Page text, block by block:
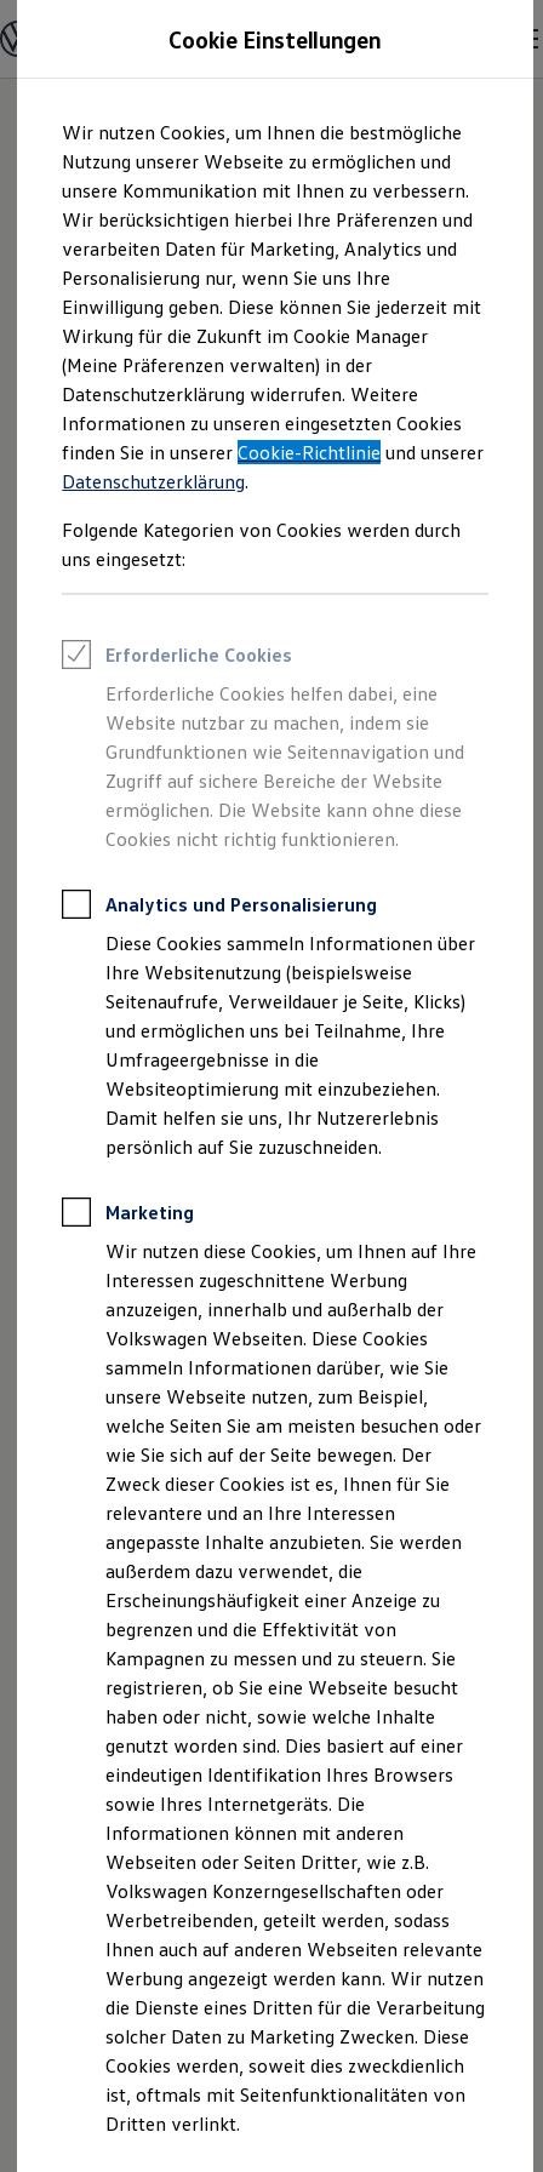
Hauptinhalt
springen
Footer
springen
Modelle und Konfigurator
Konfigurator
Modelle vergleichen
Elektroautos
ENERGY Sondermodelle
Nutzfahrzeuge
SUV und CUV
Familienautos
Kombis
Kompaktwagen
Sportwagen
Schnell verfügbare Fahrzeuge
Angebote und Produkte
Aktuelle Angebote
E-Auto-Förderung
Volkswagen Marktplatz
Die ENERGY Sondermodelle
Junge Gebrauchtwagen und Gebrauchtwagen
Volkswagen Zertifizierte Gebrauchtwagen
Elektromobilität bei Gebrauchtwagen
Saisonangebote
Reifenpakete
Leasing
Leasing-Angebote
Elektroauto Leasing
Kleinwagen-Leasing
Leasing ohne Anzahlung
Finanzierung
Autokredit mit Schlussrate
Versicherungen und Garantien
Kfz-Versicherung
Restschuldversicherungen
Garantien
Professional Class bei Volkswagen
Behörden
Direktkunden
Sonderfahrzeuge
Anpfiff zum Gewinn
Elektromobilität
Elektroautos
ID. Tutorials
Elektrofahrzeugkonzepte
ID. EVERY1
Reichweite
Rekuperation
Laden unterwegs
Laden Zuhause
Ladestationen finden
Ladezeitensimulator
Batterie
Sicherheit
Nachhaltigkeit
Technologie
Kosten und Kauf
Kaufoptionen
E-Auto-Förderung
Software und Konnektivität
Die ID. Software 6
ID. Software Versionen und Updates
Digitale Extras
Schnittstellen zu Ihrem ID.
Hybridautos
Marke und Erlebnis
Volkswagen R und R Experience
R-Modelle
R Experience
Driving Experience
Volkswagen entdecken
Werkbesichtigung
Lifestyle Shop
T-Roc Kollektion
Golf Kollektion
ID. Kollektion
Volkswagen Kollektion
R-Kollektion
GTI Kollektion
Fußball Drop
we drive football
#wedriveproud
Besitzer und Service
Software Updates
Service und Ersatzteile
Emil Frey
Küstengarage
GmbH | Impressum
& Rechtliches
Hier finden Sie Informationen über uns
(Emil Frey Küstengarage GmbH) als
verantwortlichen Anbieter von Inhalten
und Angeboten, die auf dieser Website
Impressum
Datenschutzerklärung
Impressum
Impressum nach § 5 TMG
Herausgeber:
Emil Frey Küstengarage GmbH
Schleswiger Chaussee 26
24768 Rendsburg Deutschland
Tel: +49 (0)4331 / 701 - 0
Fax: +49 (0)4331 / 701 - 49
E-Mail: info {@} kuestengarage {dot} de
Internet:www.kuestengarage.de
Angaben zur Gesellschaftsform: GmbH
Handelsregister: HRB 16573 KI / Amtsgericht Kiel
Sitz der Gesellschaft: Rendsburg
Ust.ID-Nr.: DE815528261
Geschäftsführer: Manuel Matthias, Michael Ziegler,
Dieter Hauser
Ein Unternehmen der Emil Frey Gruppe Deutschland
Inhaltlich Verantwortlich:
Emil Frey Küstengarage GmbH
Schleswiger Chaussee 26
24768 Rendsburg Deutschland
Stand: 02.05.2024
Die Emil Frey Küstengarage GmbH ist als
Versicherungsvertreter nach § 34d Abs. 7 Nr. 1
Gewerbeordnung als Versicherungsvertreter
ausschließlich über die Volkswagen
Versicherungsdienst GmbH tätig und bei der
Industrie- und Handelskammer Kiel, Bergstraße 2 in
24103 Kiel gemeldet. Eingetragen ist die Emil Frey
Küstengarage GmbH im Vermittlerregister unter der
Nummer D-M1G1-ITB4Z-64.
Überprüfen können Sie das im Internet unter
www.vermittlerregister.info
oder beim
Vermittlerregister, Deutscher Industrie- und
Cookie Einstellungen
Wir nutzen Cookies, um Ihnen die bestmögliche
Nutzung unserer Webseite zu ermöglichen und
unsere Kommunikation mit Ihnen zu verbessern.
Wir berücksichtigen hierbei Ihre Präferenzen und
verarbeiten Daten für Marketing, Analytics und
Personalisierung nur, wenn Sie uns Ihre
Einwilligung geben. Diese können Sie jederzeit mit
Wirkung für die Zukunft im Cookie Manager
(Meine Präferenzen verwalten) in der
Datenschutzerklärung widerrufen. Weitere
Informationen zu unseren eingesetzten Cookies
finden Sie in unsererCookie-Richtlinie und unserer
Datenschutzerklärung.
Folgende Kategorien von Cookies werden durch
uns eingesetzt:
Erforderliche Cookies
Erforderliche Cookies helfen dabei, eine
Website nutzbar zu machen, indem sie
Grundfunktionen wie Seitennavigation und
Zugriff auf sichere Bereiche der Website
ermöglichen. Die Website kann ohne diese
Cookies nicht richtig funktionieren.
Analytics und Personalisierung
Diese Cookies sammeln Informationen über
Ihre Websitenutzung (beispielsweise
Seitenaufrufe, Verweildauer je Seite, Klicks)
und ermöglichen uns bei Teilnahme, Ihre
Umfrageergebnisse in die
Websiteoptimierung mit einzubeziehen.
Damit helfen sie uns, Ihr Nutzererlebnis
persönlich auf Sie zuzuschneiden.
Marketing
Wir nutzen diese Cookies, um Ihnen auf Ihre
Interessen zugeschnittene Werbung
anzuzeigen, innerhalb und außerhalb der
Volkswagen Webseiten. Diese Cookies
sammeln Informationen darüber, wie Sie
unsere Webseite nutzen, zum Beispiel,
welche Seiten Sie am meisten besuchen oder
wie Sie sich auf der Seite bewegen. Der
Zweck dieser Cookies ist es, Ihnen für Sie
relevantere und an Ihre Interessen
angepasste Inhalte anzubieten. Sie werden
außerdem dazu verwendet, die
Erscheinungshäufigkeit einer Anzeige zu
begrenzen und die Effektivität von
Kampagnen zu messen und zu steuern. Sie
registrieren, ob Sie eine Webseite besucht
haben oder nicht, sowie welche Inhalte
genutzt worden sind. Dies basiert auf einer
eindeutigen Identifikation Ihres Browsers
sowie Ihres Internetgeräts. Die
Informationen können mit anderen
Webseiten oder Seiten Dritter, wie z.B.
Volkswagen Konzerngesellschaften oder
Werbetreibenden, geteilt werden, sodass
Ihnen auch auf anderen Webseiten relevante
Werbung angezeigt werden kann. Wir nutzen
die Dienste eines Dritten für die Verarbeitung
solcher Daten zu Marketing Zwecken. Diese
Cookies werden, soweit dies zweckdienlich
ist, oftmals mit Seitenfunktionalitäten von
Dritten verlinkt.